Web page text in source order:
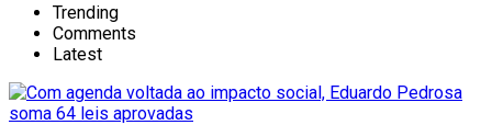
Trending
Comments
Latest